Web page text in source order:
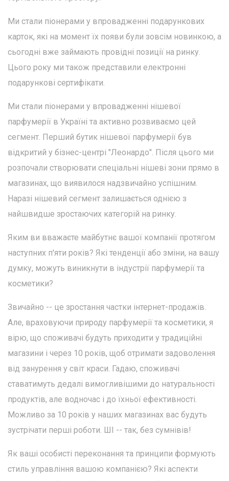
Ми стали піонерами у впровадженні подарункових
карток, які на момент їх появи були зовсім новинкою, а
сьогодні вже займають провідні позиції на ринку.
Цього року ми також представили електронні
подарункові сертифікати.
Ми стали піонерами у впровадженні нішевої
парфумерії в Україні та активно розвиваємо цей
сегмент. Перший бутик нішевої парфумерії був
відкритий у бізнес-центрі "Леонардо". Після цього ми
розпочали створювати спеціальні нішеві зони прямо в
магазинах, що виявилося надзвичайно успішним.
Наразі нішевий сегмент залишається однією з
найшвидше зростаючих категорій на ринку.
Яким ви вважаєте майбутнє вашої компанії протягом
наступних п'яти років? Які тенденції або зміни, на вашу
думку, можуть виникнути в індустрії парфумерії та
косметики?
Звичайно -- це зростання частки інтернет-продажів.
Але, враховуючи природу парфумерії та косметики, я
вірю, що споживачі будуть приходити у традиційні
магазини і через 10 років, щоб отримати задоволення
від занурення у світ краси. Гадаю, споживачі
ставатимуть дедалі вимогливішими до натуральності
продуктів, але водночас і до їхньої ефективності.
Можливо за 10 років у наших магазинах вас будуть
зустрічати перші роботи. ШІ -- так, без сумнівів!
Як ваші особисті переконання та принципи формують
стиль управління вашою компанією? Які аспекти